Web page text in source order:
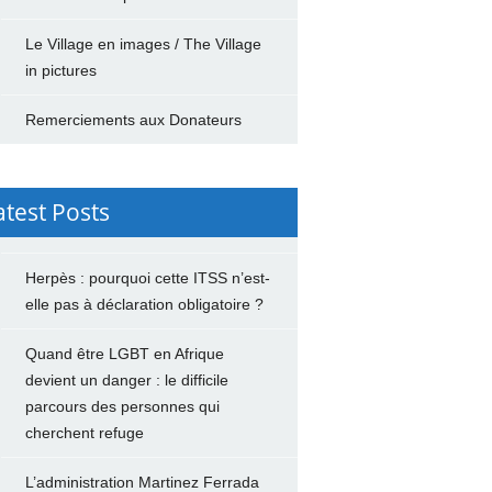
Le Village en images / The Village
in pictures
Remerciements aux Donateurs
Posts
Herpès : pourquoi cette ITSS n’est-
elle pas à déclaration obligatoire ?
Quand être LGBT en Afrique
devient un danger : le difficile
parcours des personnes qui
cherchent refuge
L’administration Martinez Ferrada